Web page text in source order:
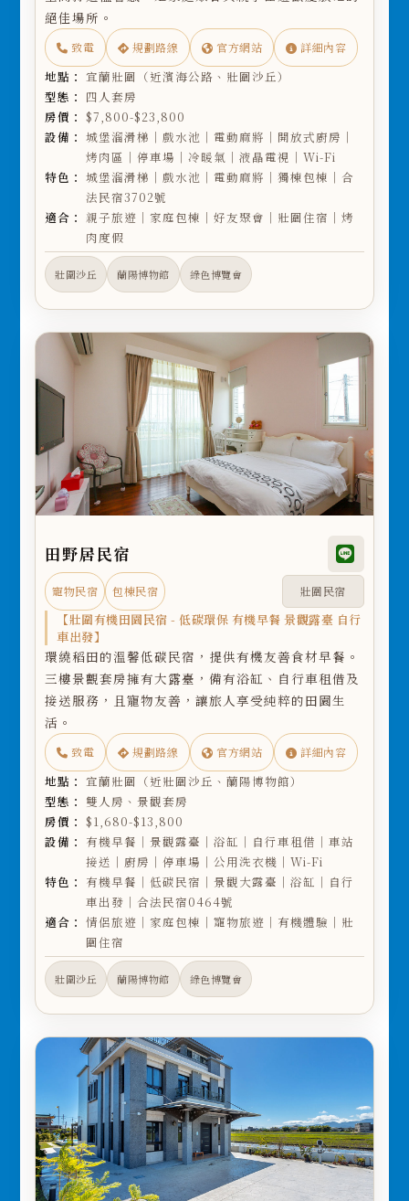
絕佳場所。
致電 規劃路線 官方網站 詳細內容
地點： 宜蘭壯圍（近濱海公路、壯圍沙丘）
型態：
四人套房
房價： $7,800-$23,800
設備： 城堡溜滑梯｜戲水池｜電動麻將｜開放式廚房｜
烤肉區｜停車場｜冷暖氣｜液晶電視｜Wi-Fi
特色： 城堡溜滑梯｜戲水池｜電動麻將｜獨棟包棟｜合
法民宿3702號
適合： 親子旅遊｜家庭包棟｜好友聚會｜壯圍住宿｜烤
肉度假
壯圍沙丘 蘭陽博物館 綠色博覽會
田野居民宿
寵物民宿 包棟民宿 壯圍民宿
【壯圍有機田園民宿 - 低碳環保 有機早餐 景觀露臺 自行
車出發】
環繞稻田的溫馨低碳民宿，提供有機友善食材早餐。
三樓景觀套房擁有大露臺，備有浴缸、自行車租借及
接送服務，且寵物友善，讓旅人享受純粹的田園生
活。
致電 規劃路線 官方網站 詳細內容
地點： 宜蘭壯圍（近壯圍沙丘、蘭陽博物館）
型態：
雙人房、景觀套房
房價： $1,680-$13,800
設備：
有機早餐｜景觀露臺｜浴缸｜自行車租借｜車站
接送｜廚房｜停車場｜公用洗衣機｜Wi-Fi
特色：
有機早餐｜低碳民宿｜景觀大露臺｜浴缸｜自行
車出發｜合法民宿0464號
適合： 情侶旅遊｜家庭包棟｜寵物旅遊｜有機體驗｜壯
圍住宿
壯圍沙丘 蘭陽博物館 綠色博覽會